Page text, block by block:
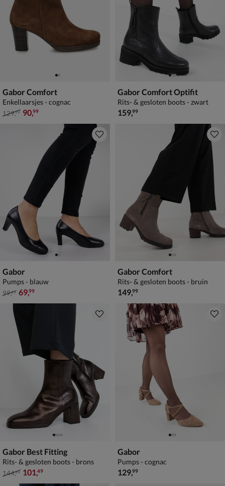
Gabor Comfort
Enkellaarsjes - cognac
van € 129,99 voor € 90,99
129,99 90,99
Gabor Comfort Optifit
Rits- & gesloten boots - zwart
€ 159,99
159,99
Gabor
Pumps - blauw
van € 99,99 voor € 69,99
99,99 69,99
Gabor Comfort
Rits- & gesloten boots - bruin
€ 149,99
149,99
Gabor Best Fitting
Rits- & gesloten boots - brons
van € 144,99 voor € 101,49
144,99 101,49
Gabor
Pumps - cognac
€ 129,99
129,99